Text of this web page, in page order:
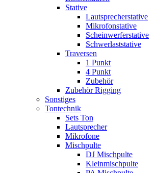
Stative
Lautsprecherstative
Mikrofonstative
Scheinwerferstative
Schwerlaststative
Traversen
1 Punkt
4 Punkt
Zubehör
Zubehör Rigging
Sonstiges
Tontechnik
Sets Ton
Lautsprecher
Mikrofone
Mischpulte
DJ Mischpulte
Kleinmischpulte